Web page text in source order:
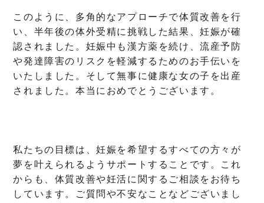
このように、多角的なアプローチで体質改善を行
い、半年後の体外受精に挑戦した結果、妊娠が確
認されました。妊娠中も漢方薬を続け、流産予防
や発達障害のリスクを軽減するためのお手伝いを
いたしました。そして無事に健康な女の子を出産
されました。本当におめでとうございます。
私たちの目標は、妊娠を希望するすべての方々が
夢を叶えられるようサポートすることです。これ
からも、体質改善や妊活に関するご相談をお待ち
しています。
ご質問や不安なことなどございまし